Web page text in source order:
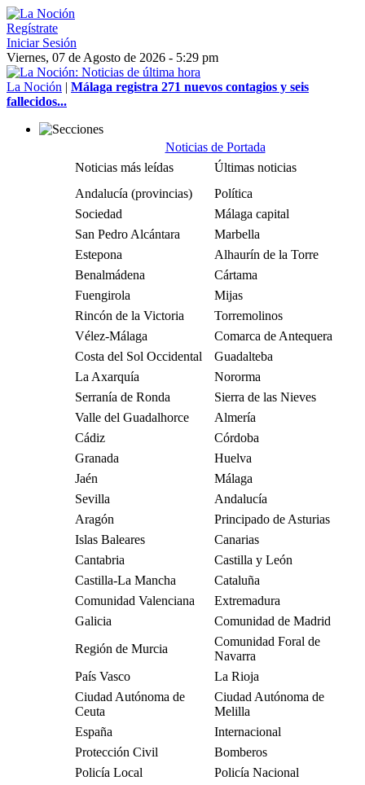
Regístrate
Iniciar Sesión
Viernes, 07 de Agosto de 2026 - 5:29 pm
La Noción | Málaga registra 271 nuevos contagios y seis
fallecidos...
Noticias de Portada
Noticias más leídas
Últimas noticias
Andalucía (provincias)
Política
Sociedad
Málaga capital
San Pedro Alcántara
Marbella
Estepona
Alhaurín de la Torre
Benalmádena
Cártama
Fuengirola
Mijas
Rincón de la Victoria
Torremolinos
Vélez-Málaga
Comarca de Antequera
Costa del Sol Occidental
Guadalteba
La Axarquía
Nororma
Serranía de Ronda
Sierra de las Nieves
Valle del Guadalhorce
Almería
Cádiz
Córdoba
Granada
Huelva
Jaén
Málaga
Sevilla
Andalucía
Aragón
Principado de Asturias
Islas Baleares
Canarias
Cantabria
Castilla y León
Castilla-La Mancha
Cataluña
Comunidad Valenciana
Extremadura
Galicia
Comunidad de Madrid
Región de Murcia
Comunidad Foral de
Navarra
País Vasco
La Rioja
Ciudad Autónoma de
Ceuta
Ciudad Autónoma de
Melilla
España
Internacional
Protección Civil
Bomberos
Policía Local
Policía Nacional